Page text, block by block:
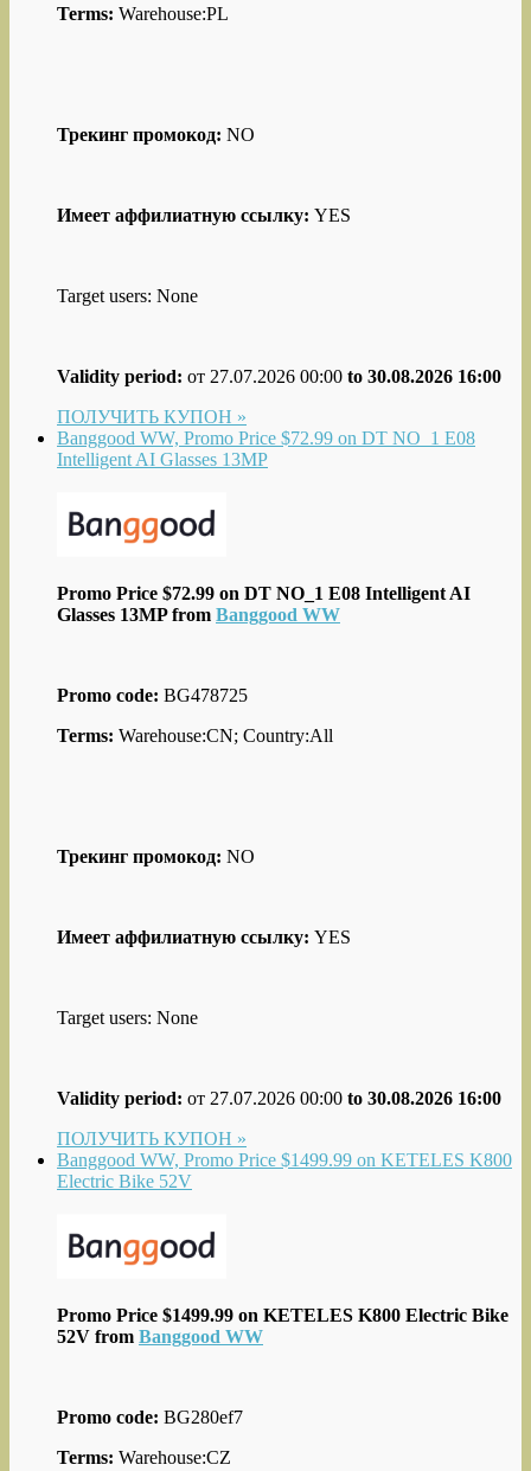
Terms: Warehouse:PL
Трекинг промокод: NO
Имеет аффилиатную ссылку: YES
Target users: None
Validity period: от 27.07.2026 00:00 to 30.08.2026 16:00
ПОЛУЧИТЬ КУПОН »
Banggood WW, Promo Price $72.99 on DT NO_1 E08
Intelligent AI Glasses 13MP
Promo Price $72.99 on DT NO_1 E08 Intelligent AI
Glasses 13MP from Banggood WW
Promo code: BG478725
Terms: Warehouse:CN; Country:All
Трекинг промокод: NO
Имеет аффилиатную ссылку: YES
Target users: None
Validity period: от 27.07.2026 00:00 to 30.08.2026 16:00
ПОЛУЧИТЬ КУПОН »
Banggood WW, Promo Price $1499.99 on KETELES K800
Electric Bike 52V
Promo Price $1499.99 on KETELES K800 Electric Bike
52V from Banggood WW
Promo code: BG280ef7
Terms: Warehouse:CZ